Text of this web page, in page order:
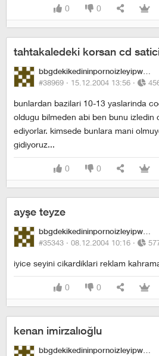
0 0
tahtakaledeki korsan cd
#38969 · 15.12.2004 13:56 ·
bunlardan bazilari 10-13 yaslarinda
oldugu bilmeden abi ben bunu izledin
ediyorlar. kimsede bunlara mani
gidiyoruz...
0 0
ayşe teyze
#35343 · 08.12.2004 10:16 ·
iyice seyini cikardiklari reklam
0 0
kenan imirzalıoğlu